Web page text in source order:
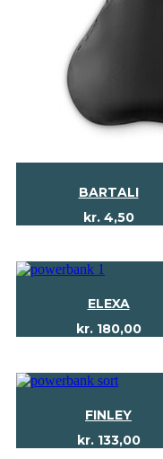
BARTALI
kr.4,50
ELEXA
kr.180,00
FINLEY
kr.133,00